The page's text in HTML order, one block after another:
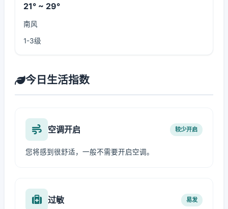
21° ~ 29°
南风
1-3级
今日生活指数
空调开启 较少开启
您将感到很舒适，一般不需要开启空调。
过敏 易发